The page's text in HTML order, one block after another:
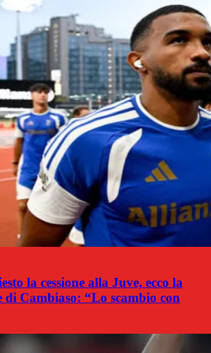
la cessione alla Juve, ecco la
di Cambiaso: “Lo scambio con